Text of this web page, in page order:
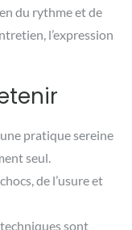
du rythme et de
l’expression
pratique sereine
seul.
de l’usure et
sont